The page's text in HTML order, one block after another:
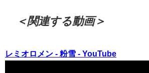
＜関連する動画＞
レミオロメン - 粉雪 - YouTube